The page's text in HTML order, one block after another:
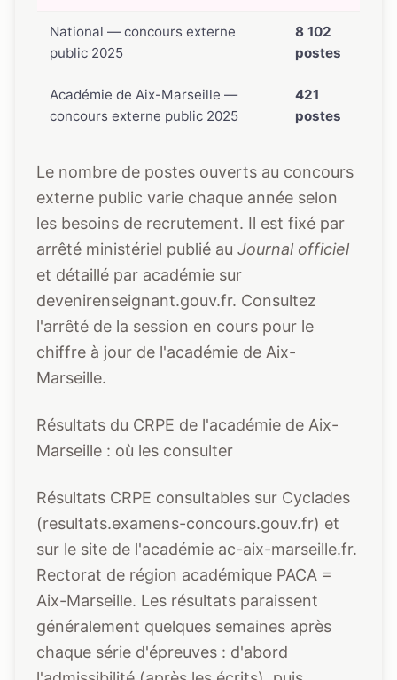
National — concours externe
public 2025
8 102
postes
Académie de Aix-Marseille —
concours externe public 2025
421
postes
Le nombre de postes ouverts au concours
externe public varie chaque année selon
les besoins de recrutement. Il est fixé par
arrêté ministériel publié au Journal officiel
et détaillé par académie sur
devenirenseignant.gouv.fr. Consultez
l'arrêté de la session en cours pour le
chiffre à jour de l'académie de Aix-
Marseille.
Résultats du CRPE de l'académie de Aix-
Marseille : où les consulter
Résultats CRPE consultables sur Cyclades
(resultats.examens-concours.gouv.fr) et
sur le site de l'académie ac-aix-marseille.fr.
Rectorat de région académique PACA =
Aix-Marseille. Les résultats paraissent
généralement quelques semaines après
chaque série d'épreuves : d'abord